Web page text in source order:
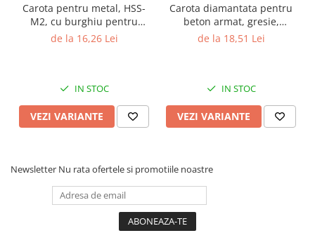
Carota pentru metal, HSS-
M2, cu burghiu pentru
centrare, Gher
de la 16,26 Lei
IN STOC
VEZI VARIANTE
Carota diamantata pentru
beton armat, gresie,
marmura, granit, Gher
de la 18,51 Lei
IN STOC
VEZI VARIANTE
Newsletter Nu rata ofertele si promotiile noastre